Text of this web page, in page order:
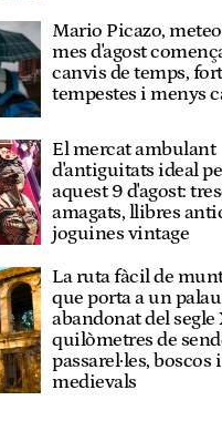
Mario Picazo,
mes d'agost
canvis de temps,
tempestes i menys
El mercat ambulant
d'antiguitats ideal
aquest 9 d'agost:
amagats, llibres
joguines vintage
La ruta fàcil de
que porta a un palau
abandonat del segle
quilòmetres de
passarel·les,
medievals